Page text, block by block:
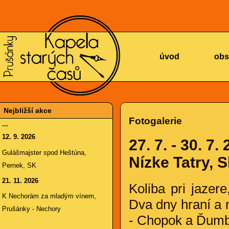
KAPELA
STARÝCH
úvod
Nejbližší akce
...
12. 9. 2026
Gulášmajster spod Heštúna,
Pernek, SK
21. 11. 2026
K Nechorám za mladým vínem,
Prušánky - Nechory
Fotogalerie
27. 7. - 30. 7.
Nízke Tatry,
Koliba pri
Dva dny hraní a
- Chopok a